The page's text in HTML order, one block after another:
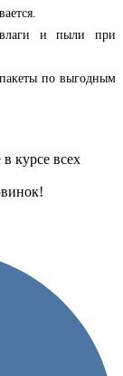
влаги и пыли при
по выгодным
курсе всех